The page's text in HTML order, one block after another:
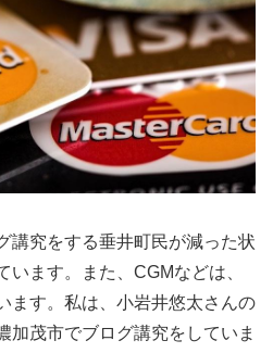
講究をする垂井町民が減った状
ます。また、CGMなどは、
ます。私は、小岩井悠太さんの
加茂市でブログ講究をしていま